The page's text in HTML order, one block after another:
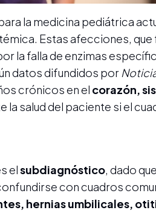
la medicina pediátrica
Estas afecciones, que
la falla de enzimas
datos difundidos por
crónicos en el corazón,
salud del paciente si el
elsubdiagnóstico, dado
con cuadros
hernias umbilicales,